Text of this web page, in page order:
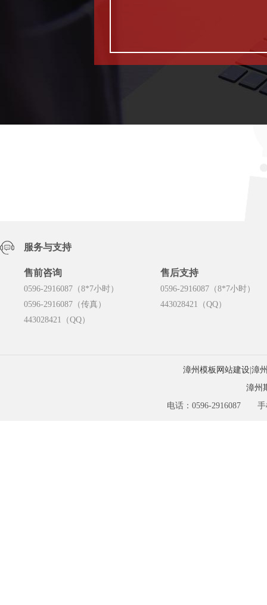
服务与支持
售前咨询
0596-2916087（8*7小时）
0596-2916087（传真）
443028421（QQ）
售后支持
0596-2916087（8*7小时）
443028421（QQ）
漳州模板网站建设| 漳
漳州
电话：0596-2916087 手